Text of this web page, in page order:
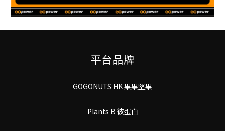
平台品牌
GOGONUTS HK 果果堅果
Plants B 彼蛋白